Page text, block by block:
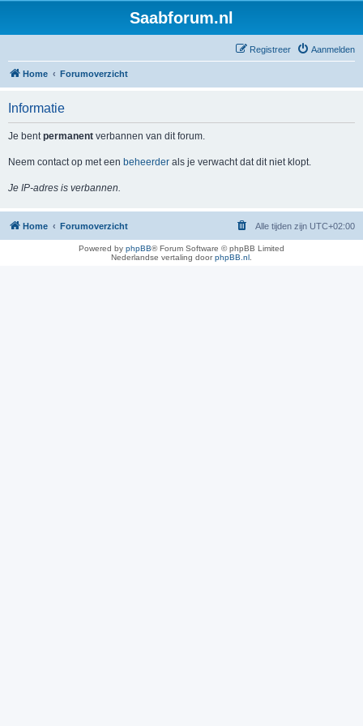
Saabforum.nl
Aanmelden
Registreer
Home Forumoverzicht
Informatie
Je bentpermanent verbannen van dit forum.
Neem contact op met een beheerder als je verwacht dat dit niet klopt.
Je IP-adres is verbannen.
Home Forumoverzicht Alle tijden zijn UTC+02:00
Powered by phpBB® Forum Software © phpBB Limited
Nederlandse vertaling doorphpBB.nl